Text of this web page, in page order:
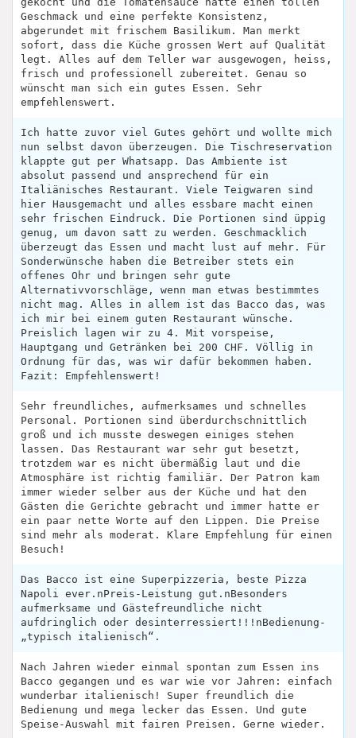
Geschmack und eine perfekte Konsistenz,
abgerundet mit frischem Basilikum. Man merkt
sofort, dass die Küche grossen Wert auf Qualität
legt. Alles auf dem Teller war ausgewogen, heiss,
frisch und professionell zubereitet. Genau so
wünscht man sich ein gutes Essen. Sehr
empfehlenswert.
Ich hatte zuvor viel Gutes gehört und wollte mich
nun selbst davon überzeugen. Die Tischreservation
klappte gut per Whatsapp. Das Ambiente ist
absolut passend und ansprechend für ein
Italiänisches Restaurant. Viele Teigwaren sind
hier Hausgemacht und alles essbare macht einen
sehr frischen Eindruck. Die Portionen sind üppig
genug, um davon satt zu werden. Geschmacklich
überzeugt das Essen und macht lust auf mehr. Für
Sonderwünsche haben die Betreiber stets ein
offenes Ohr und bringen sehr gute
Alternativvorschläge, wenn man etwas bestimmtes
nicht mag. Alles in allem ist das Bacco das, was
ich mir bei einem guten Restaurant wünsche.
Preislich lagen wir zu 4. Mit vorspeise,
Hauptgang und Getränken bei 200 CHF. Völlig in
Ordnung für das, was wir dafür bekommen haben.
Fazit: Empfehlenswert!
Sehr freundliches, aufmerksames und schnelles
Personal. Portionen sind überdurchschnittlich
groß und ich musste deswegen einiges stehen
lassen. Das Restaurant war sehr gut besetzt,
trotzdem war es nicht übermäßig laut und die
Atmosphäre ist richtig familiär. Der Patron kam
immer wieder selber aus der Küche und hat den
Gästen die Gerichte gebracht und immer hatte er
ein paar nette Worte auf den Lippen. Die Preise
sind mehr als moderat. Klare Empfehlung für einen
Besuch!
Das Bacco ist eine Superpizzeria, beste Pizza
Napoli ever.nPreis-Leistung gut.nBesonders
aufmerksame und Gästefreundliche nicht
aufdringlich oder desinterressiert!!!nBedienung-
„typisch italienisch“.
Nach Jahren wieder einmal spontan zum Essen ins
Bacco gegangen und es war wie vor Jahren: einfach
wunderbar italienisch! Super freundlich die
Bedienung und mega lecker das Essen. Und gute
Speise-Auswahl mit fairen Preisen. Gerne wieder.